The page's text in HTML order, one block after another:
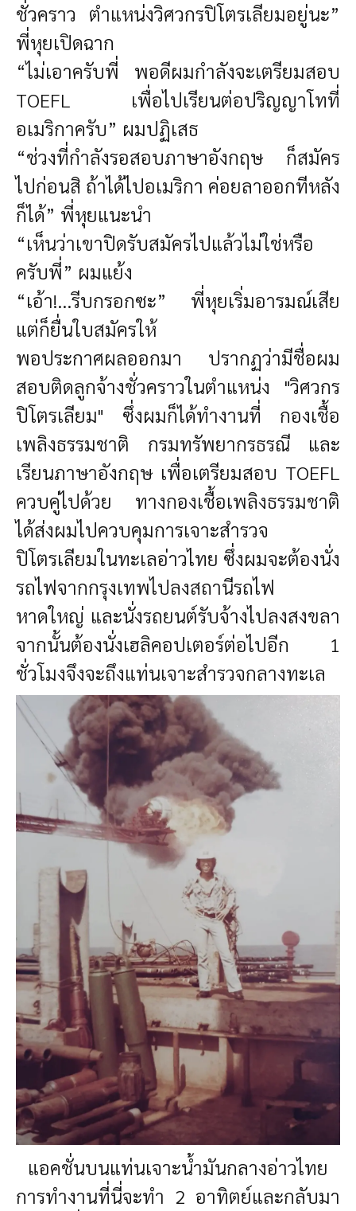
ชั่วคราว ตำแหน่งวิศวกรปิโตรเลียมอยู่นะ”
พี่หุยเปิดฉาก
“ไม่เอาครับพี่ พอดีผมกำลังจะเตรียมสอบ
TOEFL เพื่อไปเรียนต่อปริญญาโทที่
อเมริกาครับ” ผมปฏิเสธ
“ช่วงที่กำลังรอสอบภาษาอังกฤษ ก็สมัคร
ไปก่อนสิ ถ้าได้ไปอเมริกา ค่อยลาออกทีหลัง
ก็ได้” พี่หุยแนะนำ
“เห็นว่าเขาปิดรับสมัครไปแล้วไม่ใช่หรือ
ครับพี่” ผมแย้ง
“เอ้า!...รีบกรอกซะ” พี่หุยเริ่มอารมณ์เสีย
แต่ก็ยื่นใบสมัครให้
พอประกาศผลออกมา ปรากฏว่ามีชื่อผม
สอบติดลูกจ้างชั่วคราวในตำแหน่ง "วิศวกร
ปิโตรเลียม" ซึ่งผมก็ได้ทำงานที่ กองเชื้อ
เพลิงธรรมชาติ กรมทรัพยากรธรณี และ
เรียนภาษาอังกฤษ เพื่อเตรียมสอบ TOEFL
ควบคู่ไปด้วย ทางกองเชื้อเพลิงธรรมชาติ
ได้ส่งผมไปควบคุมการเจาะสำรวจ
ปิโตรเลียมในทะเลอ่าวไทย ซึ่งผมจะต้องนั่ง
รถไฟจากกรุงเทพไปลงสถานีรถไฟ
หาดใหญ่ และนั่งรถยนต์รับจ้างไปลงสงขลา
จากนั้นต้องนั่งเฮลิคอปเตอร์ต่อไปอีก 1
ชั่วโมงจึงจะถึงแท่นเจาะสำรวจกลางทะเล
แอคชั่นบนแท่นเจาะน้ำมันกลางอ่าวไทย
การทำงานที่นี่จะทำ 2 อาทิตย์และกลับมา